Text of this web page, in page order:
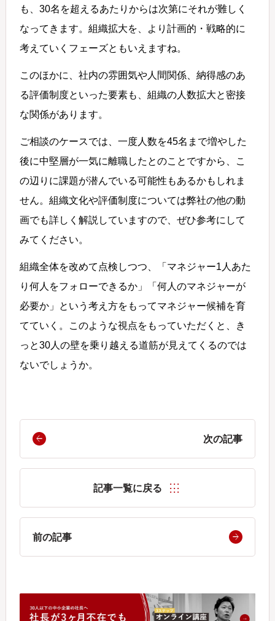
も、30名を超えるあたりからは次第にそれが難しく
なってきます。組織拡大を、より計画的・戦略的に
考えていくフェーズともいえますね。
このほかに、社内の雰囲気や人間関係、納得感のあ
る評価制度といった要素も、組織の人数拡大と密接
な関係があります。
ご相談のケースでは、一度人数を45名まで増やした
後に中堅層が一気に離職したとのことですから、こ
の辺りに課題が潜んでいる可能性もあるかもしれま
せん。組織文化や評価制度については弊社の他の動
画でも詳しく解説していますので、ぜひ参考にして
みてください。
組織全体を改めて点検しつつ、「マネジャー1人あた
り何人をフォローできるか」「何人のマネジャーが
必要か」という考え方をもってマネジャー候補を育
てていく。このような視点をもっていただくと、き
っと30人の壁を乗り越える道筋が見えてくるのでは
ないでしょうか。
次の記事
記事一覧に戻る
前の記事